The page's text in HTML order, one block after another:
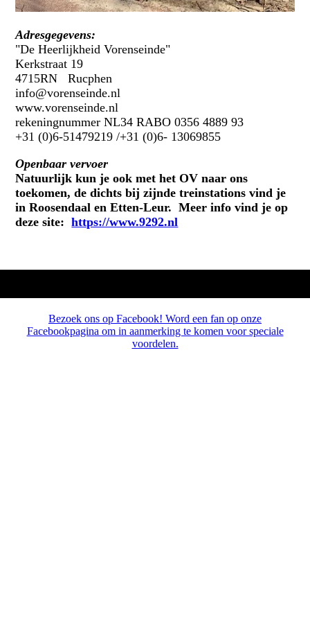
Adresgegevens:
"De Heerlijkheid Vorenseinde"
Kerkstraat 19
4715RN Rucphen
info@vorenseinde.nl
www.vorenseinde.nl
rekeningnummer NL34 RABO 0356 4889 93
+31 (0)6-51479219 /+31 (0)6- 13069855
Openbaar vervoer
Natuurlijk kun je ook met het OV naar ons
toekomen, de dichts bij zijnde treinstations vind je
in Roosendaal en Etten-Leur. Meer info vind je op
deze site:https://www.9292.nl
Bezoek ons op Facebook! Word een fan op onze
Facebookpagina om in aanmerking te komen voor speciale
voordelen.